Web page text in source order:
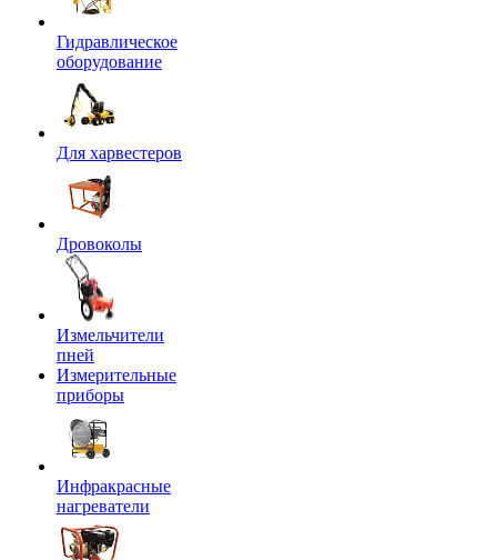
Гидравлическое
оборудование
Для харвестеров
Дровоколы
Измельчители
пней
Измерительные
приборы
Инфракрасные
нагреватели